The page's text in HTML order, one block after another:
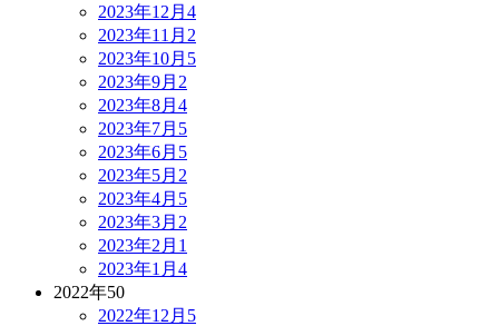
2023年12月 4
2023年11月 2
2023年10月 5
2023年9月 2
2023年8月 4
2023年7月 5
2023年6月 5
2023年5月 2
2023年4月 5
2023年3月 2
2023年2月 1
2023年1月 4
2022年50
2022年12月 5